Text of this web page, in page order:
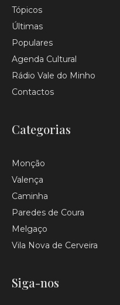
Tópicos
Últimas
Populares
Agenda Cultural
Rádio Vale do Minho
Contactos
Categorias
Monção
Valença
Caminha
Paredes de Coura
Melgaço
Vila Nova de Cerveira
Siga-nos